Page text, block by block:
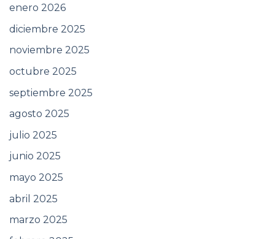
enero 2026
diciembre 2025
noviembre 2025
octubre 2025
septiembre 2025
agosto 2025
julio 2025
junio 2025
mayo 2025
abril 2025
marzo 2025